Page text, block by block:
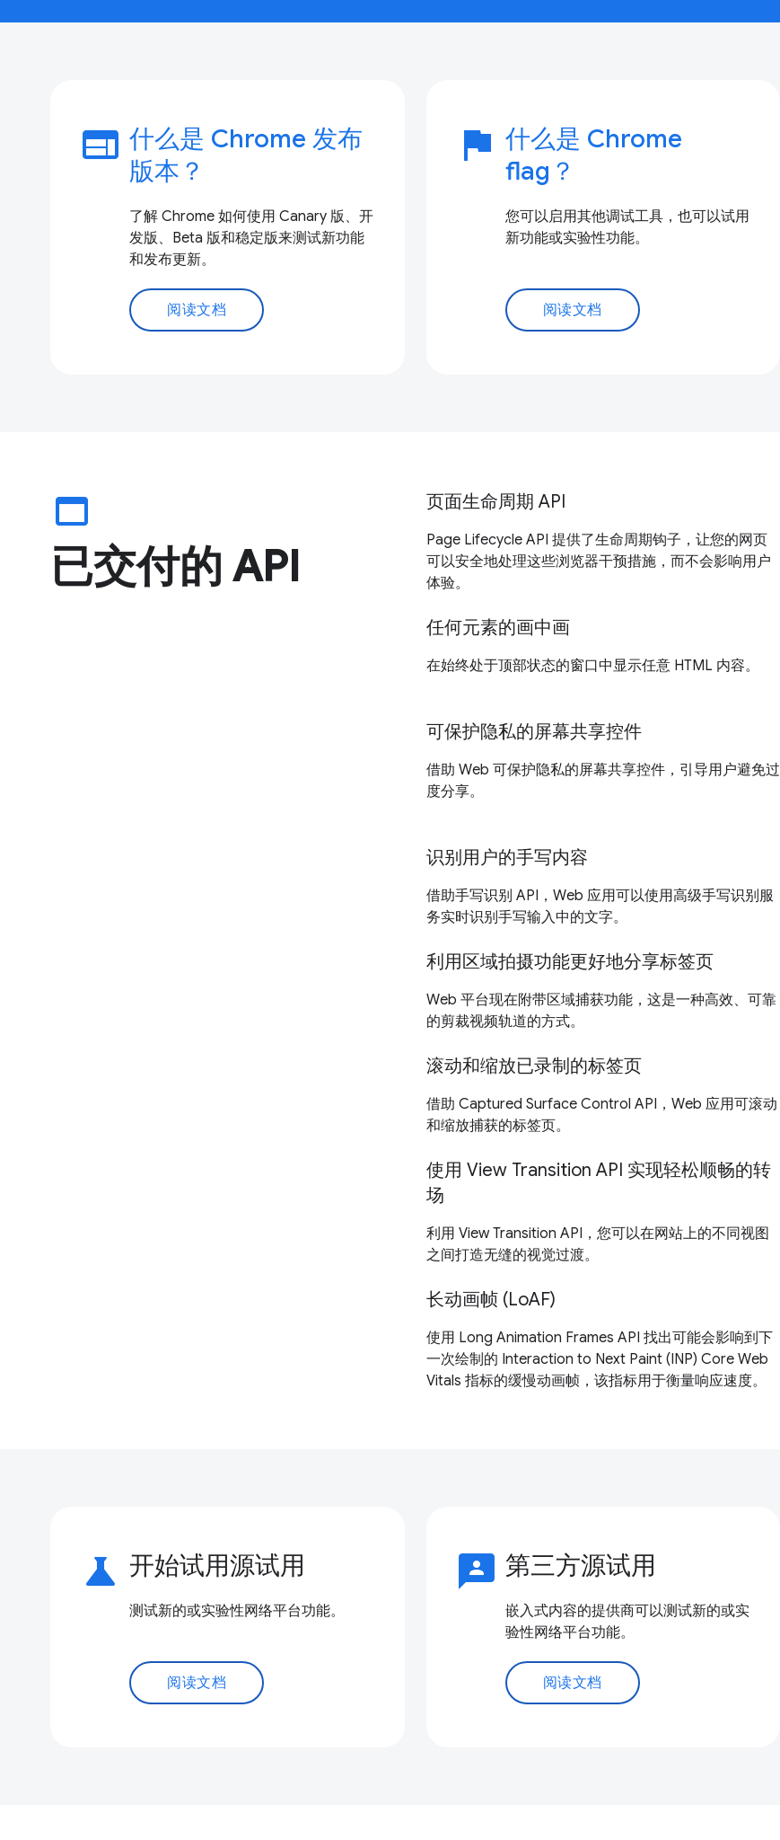
web 什么是 Chrome 发布
版本？
了解 Chrome 如何使用 Canary 版、开
发版、Beta 版和稳定版来测试新功能
和发布更新。
阅读文档
flag 什么是 Chrome
flag？
您可以启用其他调试工具，也可以试用
新功能或实验性功能。
阅读文档
web_asset
已交付的 API
页面生命周期 API
Page Lifecycle API 提供了生命周期钩子，让您的网页
可以安全地处理这些浏览器干预措施，而不会影响用户
体验。
任何元素的画中画
在始终处于顶部状态的窗口中显示任意 HTML 内容。
可保护隐私的屏幕共享控件
借助 Web 可保护隐私的屏幕共享控件，引导用户避免过
度分享。
识别用户的手写内容
借助手写识别 API，Web 应用可以使用高级手写识别服
务实时识别手写输入中的文字。
利用区域拍摄功能更好地分享标签页
Web 平台现在附带区域捕获功能，这是一种高效、可靠
的剪裁视频轨道的方式。
滚动和缩放已录制的标签页
借助 Captured Surface Control API，Web 应用可滚动
和缩放捕获的标签页。
使用 View Transition API 实现轻松顺畅的转
场
利用 View Transition API，您可以在网站上的不同视图
之间打造无缝的视觉过渡。
长动画帧 (LoAF)
使用 Long Animation Frames API 找出可能会影响到下
一次绘制的 Interaction to Next Paint (INP) Core Web
Vitals 指标的缓慢动画帧，该指标用于衡量响应速度。
science 开始试用源试用
测试新的或实验性网络平台功能。
阅读文档
3p 第三方源试用
嵌入式内容的提供商可以测试新的或实
验性网络平台功能。
阅读文档